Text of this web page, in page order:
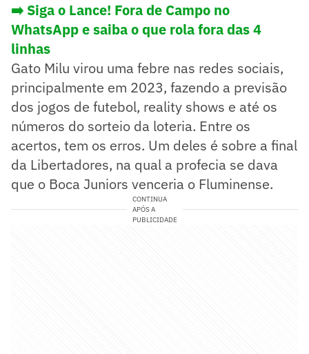
➡️ Siga o Lance! Fora de Campo no
WhatsApp e saiba o que rola fora das 4
linhas
Gato Milu virou uma febre nas redes sociais,
principalmente em 2023, fazendo a previsão
dos jogos de futebol, reality shows e até os
números do sorteio da loteria. Entre os
acertos, tem os erros. Um deles é sobre a final
da Libertadores, na qual a profecia se dava
que o Boca Juniors venceria o Fluminense.
CONTINUA
APÓS A
PUBLICIDADE